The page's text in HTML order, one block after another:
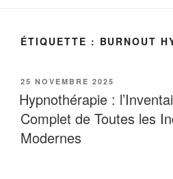
ÉTIQUETTE : BURNOUT
PUBLIÉ
LE
25 NOVEMBRE 2025
Hypnothérapie :
Complet de Toutes les
Modernes